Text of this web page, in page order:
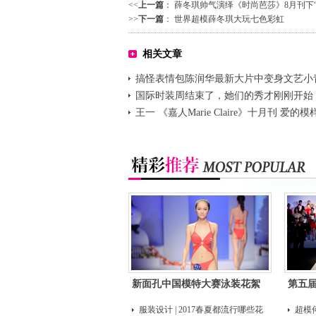
<<上一篇 ： 薛冬琪帅气演绎《时尚芭莎》8月刊下
>>下一篇 ： 世界超模薛冬琪大玩七色彩虹
相关文章
搞怪表情包陈润华最新大片中变身文艺小
国际时装周结束了，她们的秀才刚刚开始
王一 《嘉人Marie Claire》十月刊 爱的模
新面孔中国模特大赛泳装花絮 第五
服装设计 | 2017春夏都流行哪些花 超模